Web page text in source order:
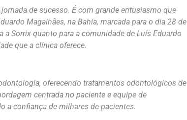
de sucesso. É com grande entusiasmo que
Magalhães, na Bahia, marcada para o dia 28 de
Sorrix quanto para a comunidade de Luís Eduardo
que a clínica oferece.
oferecendo tratamentos odontológicos de
centrada no paciente e equipe de
a confiança de milhares de pacientes.